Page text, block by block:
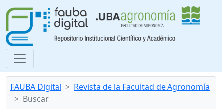
FAUBA Digital
Revista de la Facultad de Agronomía
Buscar